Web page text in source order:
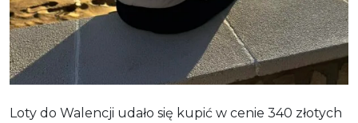
Loty do Walencji udało się kupić w cenie 340 złotych